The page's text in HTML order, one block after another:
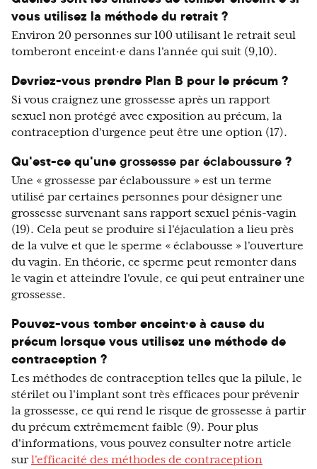
vous utilisez la méthode du retrait ?
Environ 20 personnes sur 100 utilisant le retrait seul
tomberont enceint·e dans l'année qui suit (9,10).
Devriez-vous prendre Plan B pour le précum ?
Si vous craignez une grossesse après un rapport
sexuel non protégé avec exposition au précum, la
contraception d'urgence peut être une option (17).
Qu'est-ce qu'une grossesse par éclaboussure ?
Une « grossesse par éclaboussure » est un terme
utilisé par certaines personnes pour désigner une
grossesse survenant sans rapport sexuel pénis-vagin
(19). Cela peut se produire si l'éjaculation a lieu près
de la vulve et que le sperme « éclabousse » l'ouverture
du vagin. En théorie, ce sperme peut remonter dans
le vagin et atteindre l'ovule, ce qui peut entraîner une
grossesse.
Pouvez-vous tomber enceint·e à cause du
précum lorsque vous utilisez une méthode de
contraception ?
Les méthodes de contraception telles que la pilule, le
stérilet ou l'implant sont très efficaces pour prévenir
la grossesse, ce qui rend le risque de grossesse à partir
du précum extrêmement faible (9). Pour plus
d'informations, vous pouvez consulter notre article
surl'efficacité des méthodes de contraception